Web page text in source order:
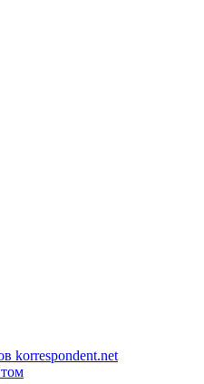
korrespondent.net